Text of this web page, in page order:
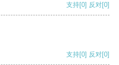
支持[0] 反对[0]
支持[0] 反对[0]